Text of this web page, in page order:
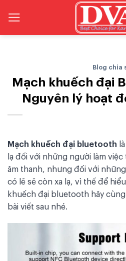
content
Blog chia
Mạch khuếch đại
Nguyên lý hoạt
Mạch khuếch đại bluetooth
lạ đối với những người làm
âm thanh, nhưng đối với
có lẽ sẽ còn xa lạ, vì thế để
khuếch đại bluetooth hãy
bài viết sau nhé.